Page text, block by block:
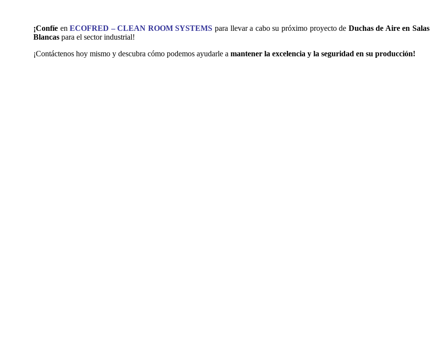
¡Confíe enECOFRED – CLEAN ROOM SYSTEMS para llevar a cabo su próximo proyecto de Duchas de Aire en Salas
Blancas para el sector industrial!
¡Contáctenos hoy mismo y descubra cómo podemos ayudarle a mantener la excelencia y la seguridad en su producción!